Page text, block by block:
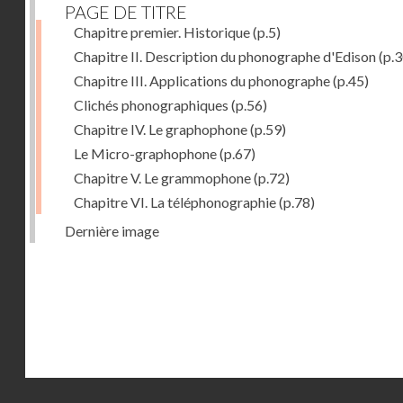
PAGE DE TITRE
Chapitre premier. Historique(p.5)
Chapitre II. Description du phonographe d'Edison
Chapitre III. Applications du phonographe(p.45)
Clichés phonographiques (p.56)
Chapitre IV. Le graphophone(p.59)
Le Micro-graphophone(p.67)
Chapitre V. Le grammophone(p.72)
Chapitre VI. La téléphonographie(p.78)
Dernière image